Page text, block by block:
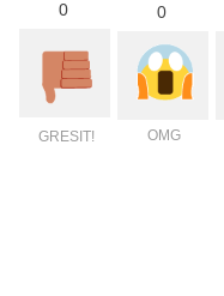
0
GRESIT!
0
OMG